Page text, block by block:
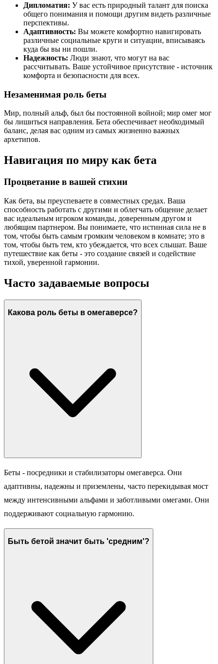
Дипломатия: У вас есть природный талант для поиска
общего понимания и помощи другим видеть различные
перспективы.
Адаптивность: Вы можете комфортно навигировать
различные социальные круги и ситуации, вписываясь
куда бы вы ни пошли.
Надежность: Люди знают, что могут на вас
рассчитывать. Ваше устойчивое присутствие - источник
комфорта и безопасности для всех.
Незаменимая роль беты
Мир, полный альф, был бы постоянной войной; мир омег мог
бы лишиться направления. Бета обеспечивает необходимый
баланс, делая вас одним из самых жизненно важных
архетипов.
Навигация по миру как бета
Процветание в вашей стихии
Как бета, вы преуспеваете в совместных средах. Ваша
способность работать с другими и облегчать общение делает
вас идеальным игроком команды, доверенным другом и
любящим партнером. Вы понимаете, что истинная сила не в
том, чтобы быть самым громким человеком в комнате; это в
том, чтобы быть тем, кто убеждается, что всех слышат. Ваше
путешествие как беты - это создание связей и содействие
тихой, уверенной гармонии.
Часто задаваемые вопросы
Какова роль беты в омегаверсе?
Беты - посредники и стабилизаторы омегаверса. Они
адаптивны, надежны и приземлены, часто перекидывая мост
между интенсивными альфами и заботливыми омегами. Они
поддерживают социальную гармонию.
Быть бетой значит быть 'средним'?